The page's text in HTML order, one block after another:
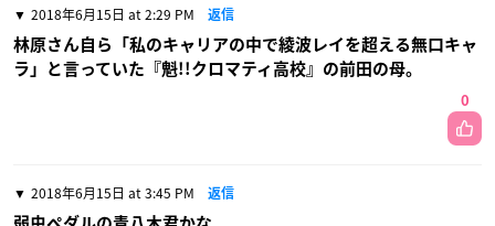
2018年6月15日 at 2:29 PM 返信
林原さん自ら「私のキャリアの中で綾波レイを超える無口キャ
ラ」と言っていた『魁!!クロマティ高校』の前田の母。
0
2018年6月15日 at 3:45 PM 返信